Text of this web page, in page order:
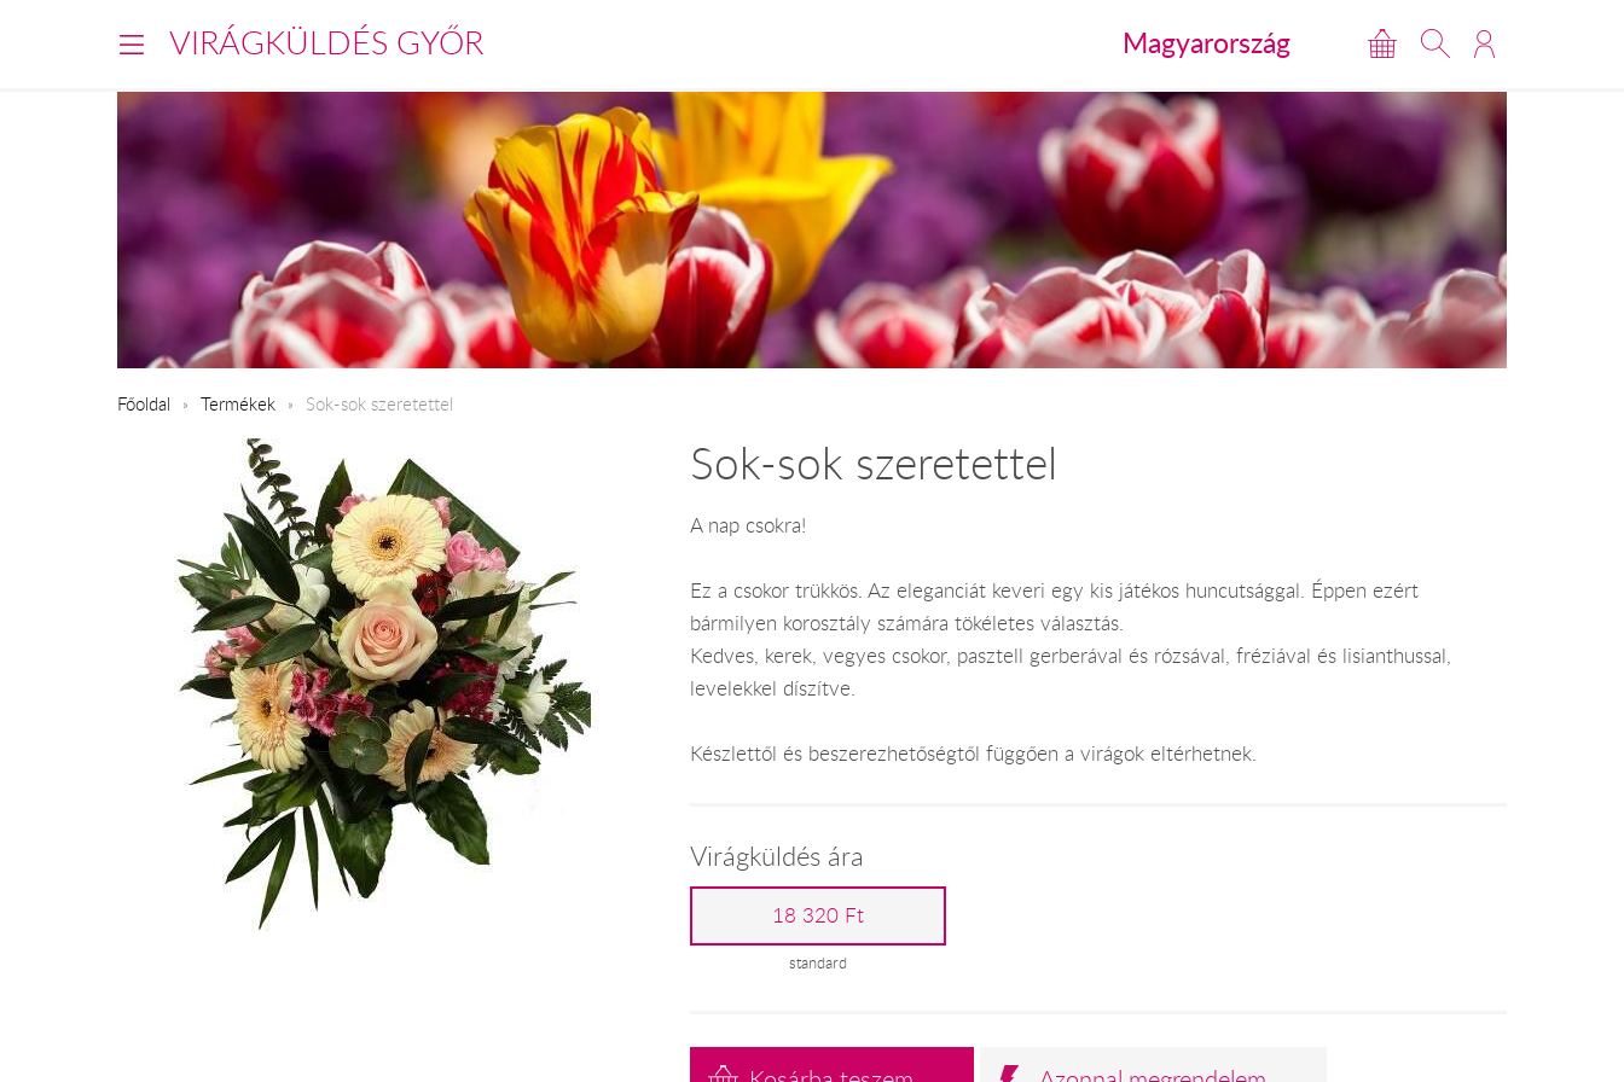
VIRÁGKÜLDÉS GYŐR Magyarország
Főoldal Termékek Sok-sok szeretettel
Sok-sok szeretettel
A nap csokra!
Ez a csokor trükkös. Az eleganciát keveri egy kis játékos huncutsággal. Éppen ezért
bármilyen korosztály számára tökéletes választás.
Kedves, kerek, vegyes csokor, pasztell gerberával és rózsával, fréziával és lisianthussal,
levelekkel díszítve.
Készlettől és beszerezhetőségtől függően a virágok eltérhetnek.
Virágküldés ára
18 320 Ft
standard